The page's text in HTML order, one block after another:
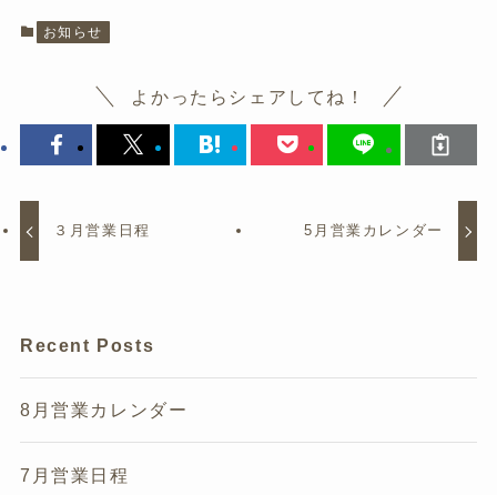
お知らせ
よかったらシェアしてね！
３月営業日程 5月営業カレンダー
Recent Posts
8月営業カレンダー
7月営業日程